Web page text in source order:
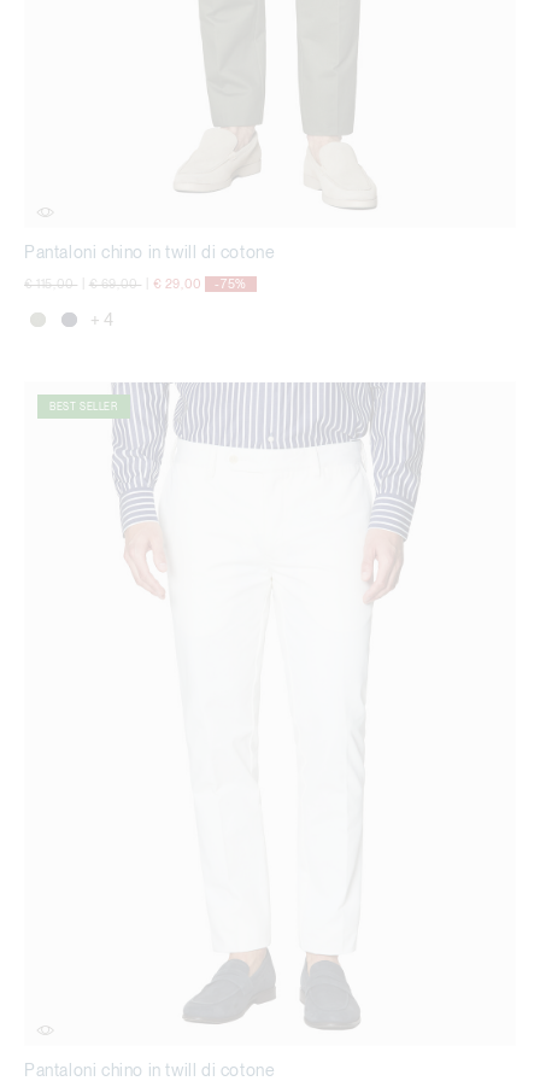
Pantaloni chino in twill di cotone
Price reduced from
€ 115,00to Price reduced from
€ 69,00to € 29,00 -75%
+ 4
BEST SELLER
Pantaloni chino in twill di cotone